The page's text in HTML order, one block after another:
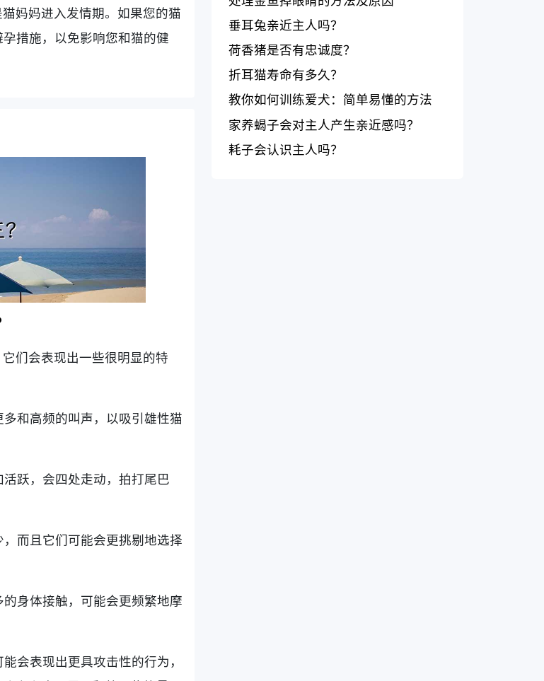
妈妈进入发情期。如果您的猫
措施，以免影响您和猫的健
们会表现出一些很明显的特
和高频的叫声，以吸引雄性猫
跃，会四处走动，拍打尾巴
而且它们可能会更挑剔地选择
身体接触，可能会更频繁地摩
会表现出更具攻击性的行为，
垂耳兔亲近主人吗？
荷香猪是否有忠诚度？
折耳猫寿命有多久？
教你如何训练爱犬：简单易懂的方法
家养蝎子会对主人产生亲近感吗？
耗子会认识主人吗？